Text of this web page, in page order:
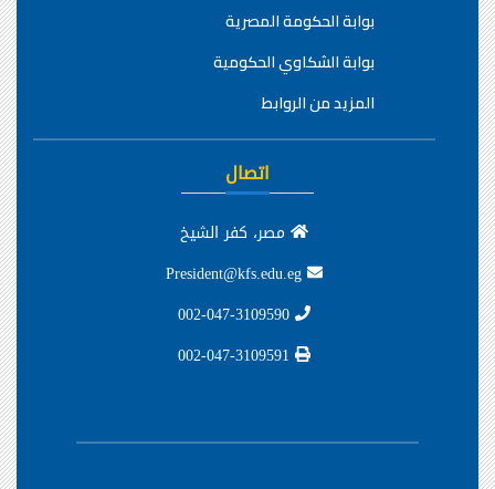
بوابة الحكومة المصرية
بوابة الشكاوي الحكومية
المزيد من الروابط
اتصال
مصر، كفر الشيخ